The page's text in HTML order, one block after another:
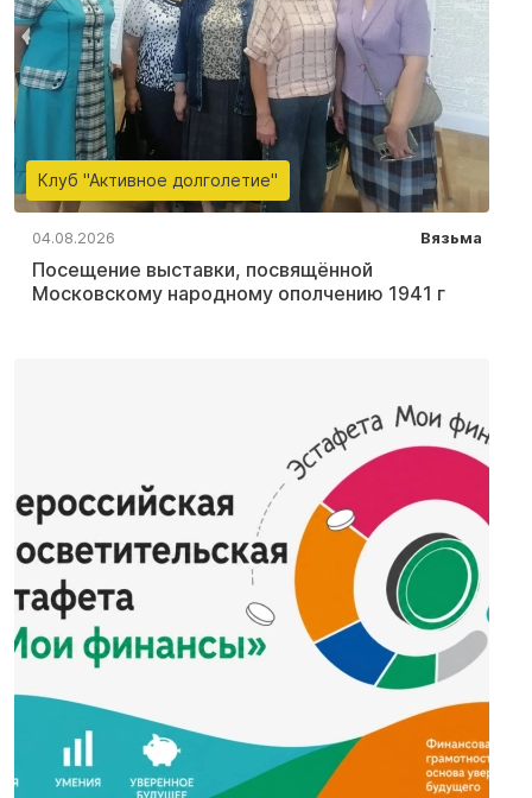
Клуб "Активное долголетие"
04.08.2026 Вязьма
Посещение выставки, посвящённой
Московскому народному ополчению 1941 г